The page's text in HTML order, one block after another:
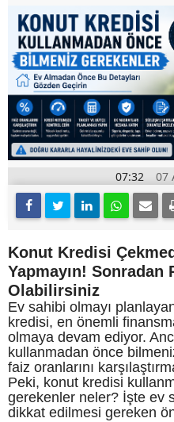
07:32 07
Konut Kredisi
Yapmayın! Sonradan
Olabilirsiniz
Ev sahibi olmayı
kredisi, en önemli
olmaya devam ediyor.
kullanmadan önce
faiz oranlarını
Peki, konut kredisi
gerekenler neler? İşte ev
dikkat edilmesi gereken